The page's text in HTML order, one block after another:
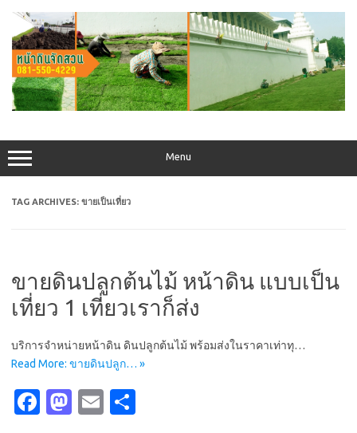
content
Menu
TAG ARCHIVES: ขายเป็นเที่ยว
ขายดินปลูกต้นไม้ หน้าดิน แบบเป็น
เที่ยว 1 เที่ยวเราก็ส่ง
บริการจำหน่ายหน้าดิน ดินปลูกต้นไม้ พร้อมส่งในราคาเท่าทุ…
Read More: ขายดินปลูก… »
Fa M
E